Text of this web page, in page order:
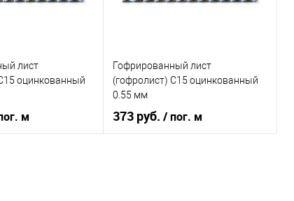
лист
оцинкованный
м
Гофрированный лист
(гофролист) С15 оцинкованный
0.55 мм
373 руб./ пог. м